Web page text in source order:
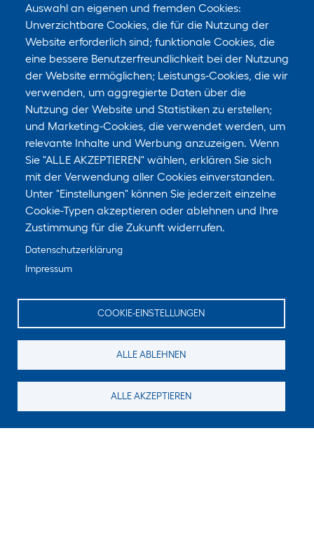
Auswahl an eigenen und fremden Cookies:
Unverzichtbare Cookies, die für die Nutzung der
Website erforderlich sind; funktionale Cookies, die
eine bessere Benutzerfreundlichkeit bei der Nutzung
der Website ermöglichen; Leistungs-Cookies, die wir
verwenden, um aggregierte Daten über die
Nutzung der Website und Statistiken zu erstellen;
und Marketing-Cookies, die verwendet werden, um
relevante Inhalte und Werbung anzuzeigen. Wenn
Sie "ALLE AKZEPTIEREN" wählen, erklären Sie sich
mit der Verwendung aller Cookies einverstanden.
Unter "Einstellungen" können Sie jederzeit einzelne
Cookie-Typen akzeptieren oder ablehnen und Ihre
Zustimmung für die Zukunft widerrufen.
Datenschutzerklärung
Impressum
COOKIE-EINSTELLUNGEN
ALLE ABLEHNEN
ALLE AKZEPTIEREN